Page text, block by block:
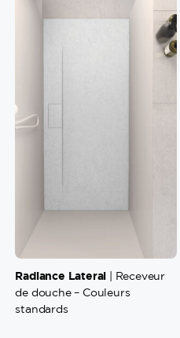
Radiance Lateral | Receveur
de douche – Couleurs
standards